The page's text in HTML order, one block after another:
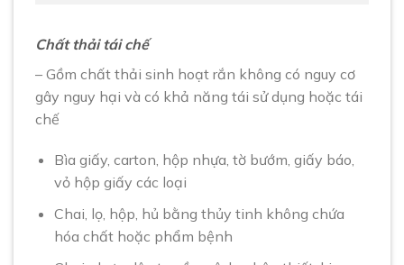
Chất thải tái chế
– Gồm chất thải sinh hoạt rắn không có nguy cơ
gây nguy hại và có khả năng tái sử dụng hoặc tái
chế
Bìa giấy, carton, hộp nhựa, tờ bướm, giấy báo,
vỏ hộp giấy các loại
Chai, lọ, hộp, hủ bằng thủy tinh không chứa
hóa chất hoặc phẩm bệnh